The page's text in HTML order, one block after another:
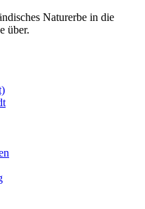
Naturerbe in die
über.